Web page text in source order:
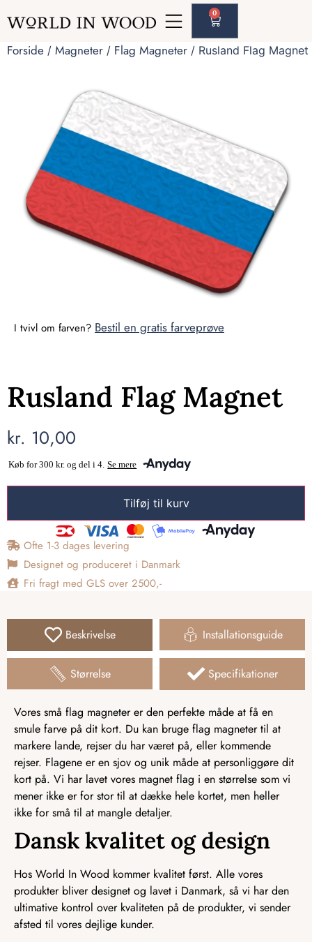
0
Forside / Magneter / Flag Magneter / Rusland Flag Magnet
I tvivl om farven? Bestil en gratis farveprøve
Rusland Flag Magnet
kr. 10,00
Tilføj til kurv
Ofte 1-3 dages levering
Designet og produceret i Danmark
Fri fragt med GLS over 2500,-
Beskrivelse
Størrelse
Installationsguide
Specifikationer
Vores små flag magneter er den perfekte måde at få en
smule farve på dit kort. Du kan bruge flag magneter til at
markere lande, rejser du har været på, eller kommende
rejser. Flagene er en sjov og unik måde at personliggøre dit
kort på. Vi har lavet vores magnet flag i en størrelse som vi
mener ikke er for stor til at dække hele kortet, men heller
ikke for små til at mangle detaljer.
Dansk kvalitet og design
Hos World In Wood kommer kvalitet først. Alle vores
produkter bliver designet og lavet i Danmark, så vi har den
ultimative kontrol over kvaliteten på de produkter, vi sender
afsted til vores dejlige kunder.